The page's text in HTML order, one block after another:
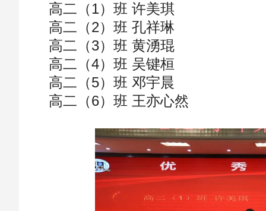
高二（1）班 许美琪
高二（2）班 孔祥琳
高二（3）班 黄湧琨
高二（4）班 吴键桓
高二（5）班 邓宇晨
高二（6）班 王亦心然